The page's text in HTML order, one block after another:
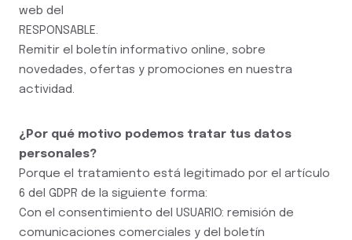
web del
RESPONSABLE.
Remitir el boletín informativo online, sobre
novedades, ofertas y promociones en nuestra
actividad.
¿Por qué motivo podemos tratar tus datos
personales?
Porque el tratamiento está legitimado por el artículo
6 del GDPR de la siguiente forma:
Con el consentimiento del USUARIO: remisión de
comunicaciones comerciales y del boletín